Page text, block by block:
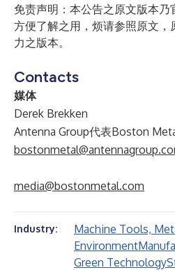
免责声明：本公告之原文版本
方便了解之用，烦请参照原文，
力之版本。
Contacts
媒体
Derek Brekken
Antenna Group代表Boston
media@bostonmetal.com
Industry:
Machine Tools,
Environment
Green Technology